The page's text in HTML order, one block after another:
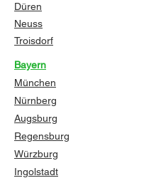
Düren
Neuss
Troisdorf
Bayern
München
Nürnberg
Augsburg
Regensburg
Würzburg
Ingolstadt